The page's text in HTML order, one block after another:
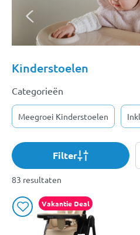
Kinderstoelen
Categorieën
Meegroei Kinderstoelen
Filter
83 resultaten
Vakantie Deal